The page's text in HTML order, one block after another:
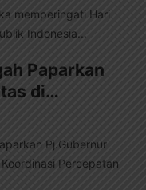
memperingati Hari
Indonesia...
Paparkan
di…
Pj.Gubernur
Percepatan